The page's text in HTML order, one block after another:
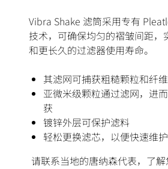
Vibra Shake 滤筒采用专有
技术，可确保均匀的褶皱间距，
和更长久的过滤器使用寿命。
其滤网可捕获粗糙颗粒和纤
亚微米级颗粒通过滤网，进
获
镀锌外层可保护滤料
轻松更换滤芯，以便快速维护
请联系当地的唐纳森代表，了